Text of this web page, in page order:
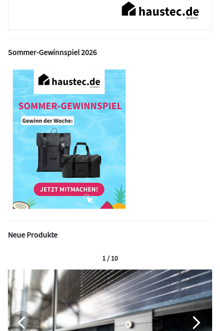
Sommer-Gewinnspiel 2026
Neue Produkte
1 / 10